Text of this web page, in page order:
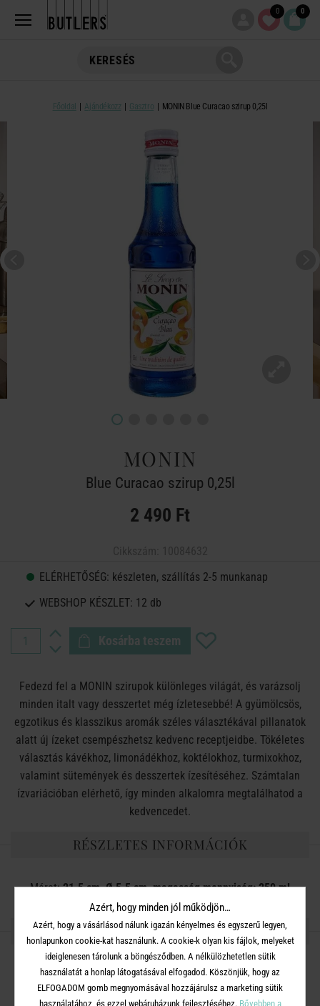
0 0
Főoldal Ajándékozz Gasztro MONIN Blue Curacao szirup 0,25l
MONIN
Blue Curacao szirup 0,25l
2 490 Ft
ELÉRHETŐSÉG: készleten, szállítás 2-5 munkanap
WEBSHOP KÉSZLET: 12 db
Kosárba teszem
Fedezd fel a MONIN szirupok különleges világát, és varázsolj
minden italt vagy desszertet még ízletesebbé! A gyümölcsös,
egzotikus és klasszikus aromák széles választékával pillanatok
alatt új ízeket csempészhetsz kedvenc receptjeidbe. Tökéletes
választás kávékhoz, limonádékhoz, koktélokhoz, turmixokhoz,
valamint sütemények és desszertek ízesítéséhez. Számtalan
ízvariációban elérhető, így minden alkalomra megtalálhatod a
kedvencedet.
RÉSZLETES INFORMÁCIÓK
Méret:21.5 cm, Ø 5.5 cm, magasság mennyiség: 250 ml
OSZD MEG MÁSOKKAL!
Azért, hogy minden jól működjön…
Azért, hogy a vásárlásod nálunk igazán kényelmes és egyszerű legyen,
honlapunkon cookie-kat használunk. A cookie-k olyan kis fájlok, melyeket
ideiglenesen tárolunk a böngésződben. A nélkülözhetetlen sütik
használatát a honlap látogatásával elfogadod. Köszönjük, hogy az
ELFOGADOM gomb megnyomásával hozzájárulsz a marketing sütik
használatához, és ezzel webáruházunk fejlesztéséhez. Bővebben a